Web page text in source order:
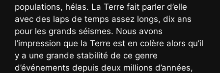
populations, hélas. La Terre fait parler d’elle
avec des laps de temps assez longs, dix ans
pour les grands séismes. Nous avons
l’impression que la Terre est en colère alors qu’il
y a une grande stabilité de ce genre
d’événements depuis deux millions d’années,